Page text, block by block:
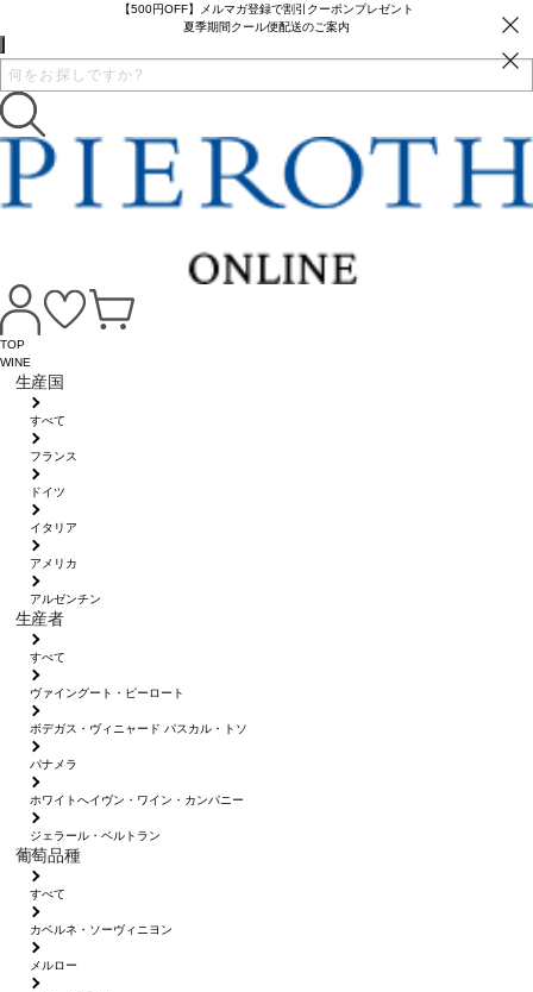
【500円OFF】メルマガ登録で割引クーポンプレゼント
夏季期間クール便配送のご案内
TOP
WINE
生産国
すべて
フランス
ドイツ
イタリア
アメリカ
アルゼンチン
生産者
すべて
ヴァイングート・ピーロート
ボデガス・ヴィニャード パスカル・トソ
パナメラ
ホワイトへイヴン・ワイン・カンパニー
ジェラール・ベルトラン
葡萄品種
すべて
カベルネ・ソーヴィニヨン
メルロー